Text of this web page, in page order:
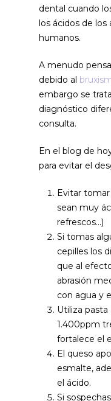
dental cuando
los ácidos de los
humanos.
A menudo
debido al
embargo se
diagnóstico
consulta.
En el blog de
para evitar el
Evitar
sean muy
refrescos…)
Si tomas
cepilles los
que al
abrasión
con agua y
Utiliza
1.400ppm
fortalece el
El queso
esmalte,
el ácido.
Si